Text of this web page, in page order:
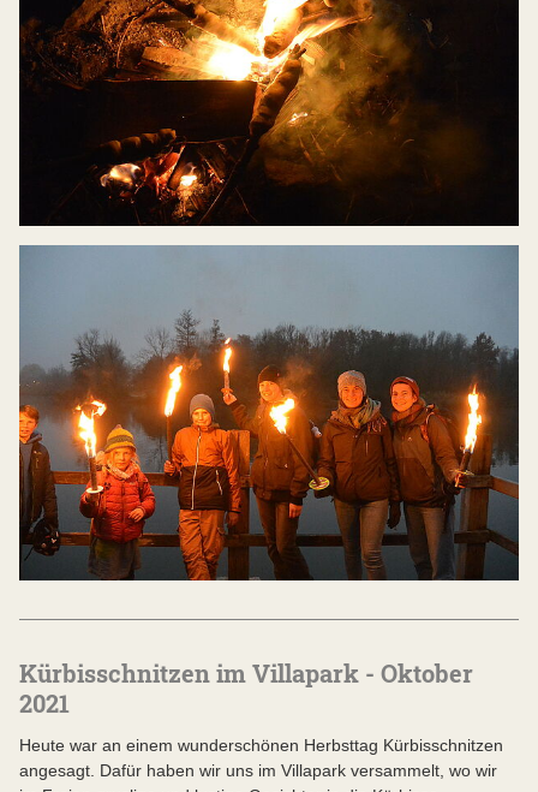
Kürbisschnitzen im Villapark - Oktober
2021
Heute war an einem wunderschönen Herbsttag Kürbisschnitzen
angesagt. Dafür haben wir uns im Villapark versammelt, wo wir